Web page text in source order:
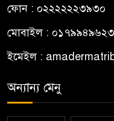
ফোন : ০২২২২২২৩৯৩০
মোবাইল :
ইমেইল :
অন্যান্য মেনু